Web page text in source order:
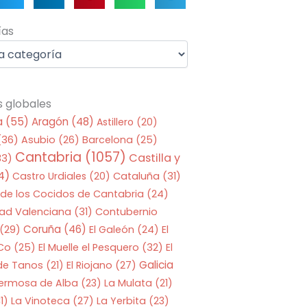
globales
(55) Aragón (48) Astillero (20)
Asubio (26) Barcelona (25)
Cantabria (1057) Castilla y
Castro Urdiales (20) Cataluña (31)
los Cocidos de Cantabria (24)
Valenciana (31) Contubernio
(29) Coruña (46) El Galeón (24) El
(25) El Muelle el Pesquero (32) El
Tanos (21) El Riojano (27) Galicia
de Alba (23) La Mulata (21)
La Vinoteca (27) La Yerbita (23)